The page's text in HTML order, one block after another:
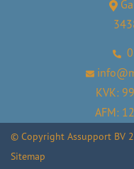
KVK:
AFM:
© Copyright Assupport BV
Sitemap